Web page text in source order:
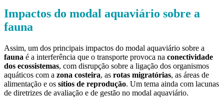
Impactos do modal aquaviário sobre a
fauna
Assim, um dos principais impactos do modal aquaviário sobre a
fauna é a interferência que o transporte provoca na conectividade
dos ecossistemas, com disrupção sobre a ligação dos organismos
aquáticos com a zona costeira, as rotas migratórias, as áreas de
alimentação e os sítios de reprodução. Um tema ainda com lacunas
de diretrizes de avaliação e de gestão no modal aquaviário.